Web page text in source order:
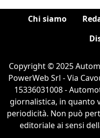
Chi siamo
Copyright © 2025
PowerWeb Srl - Via
15336031008 -
giornalistica, in quanto
periodicità. Non può
editoriale ai sensi